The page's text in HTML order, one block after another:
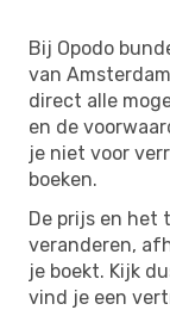
Bij Opodo
van
direct alle
en de
je niet voor
boeken.
De prijs en het
veranderen,
je boekt. Kijk
vind je een